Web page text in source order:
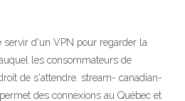
servir d'un VPN pour regarder la
les consommateurs de
de s'attendre. stream- canadian-
des connexions au Québec et